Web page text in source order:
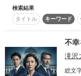
是非、第一作目『
『不幸を呼ぶ男』シ
その中心に立つのは
あの気高き夜の蝶――
『RIKA』では語られ
検索結果
タイトル
キーワード
不
滝沢
総文